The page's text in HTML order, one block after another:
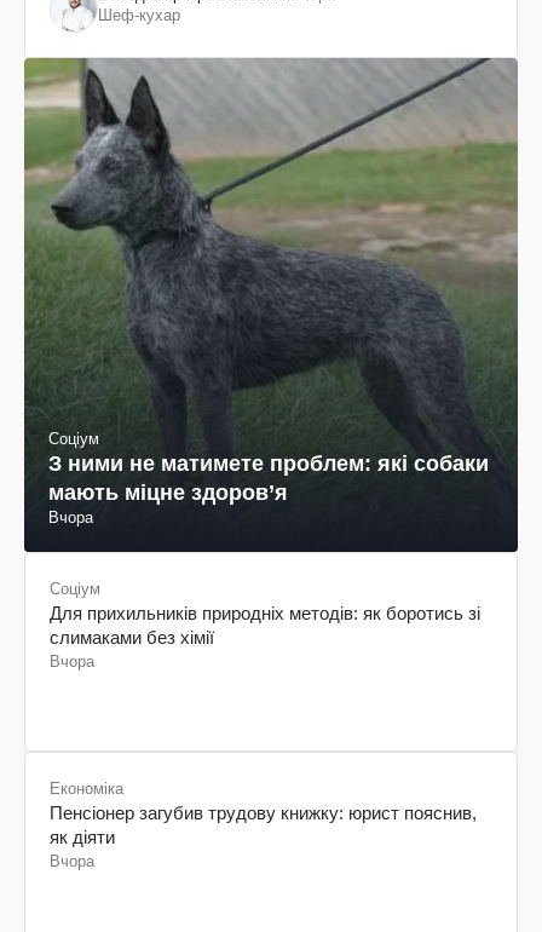
Шеф-кухар
Соціум
З ними не матимете проблем: які собаки
мають міцне здоров’я
Вчора
Соціум
Для прихильників природніх методів: як боротись зі
слимаками без хімії
Вчора
Економіка
Пенсіонер загубив трудову книжку: юрист пояснив,
як діяти
Вчора